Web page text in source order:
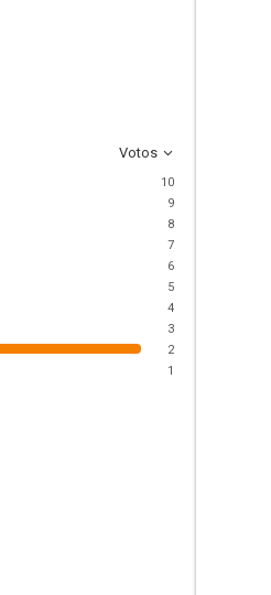
Votos
10
9
8
7
6
5
4
3
2
1